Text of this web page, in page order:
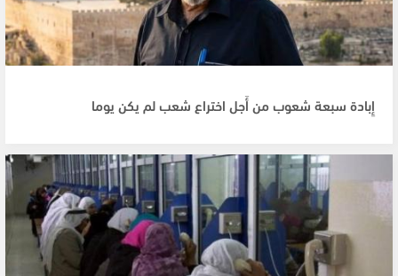
إِبادة سبعة شعوب من أَجل اختراع شعب لم يكن يوما